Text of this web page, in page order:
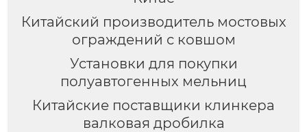
Китайский производитель мостовых
ограждений с ковшом
Установки для покупки
полуавтогенных мельниц
Китайские поставщики клинкера
валковая дробилка